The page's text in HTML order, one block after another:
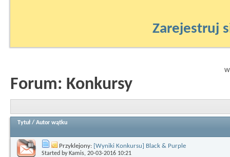
Zarejestruj
Forum: Konkursy
Tytuł / Autor wątku
Przyklejony: [Wyniki Konkursu] Black & Purple
Started by Kamis, 20-03-2016 10:21